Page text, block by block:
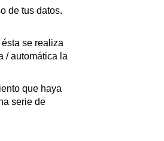
de tus datos.
se realiza
/ automática la
que haya
serie de